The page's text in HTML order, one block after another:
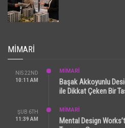
MIMARI
NIS 22ND
10:11 AM
MİMARİ
Başak Akkoyunlu
ile Dikkat Çeken Bir
ŞUB 6TH
11:39 AM
MİMARİ
Mental Design